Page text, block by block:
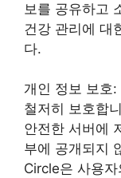
보를 공유하고
건강 관리에 대
다.
개인 정보 보호
철저히 보호합
안전한 서버에
부에 공개되지
Circle은 사용